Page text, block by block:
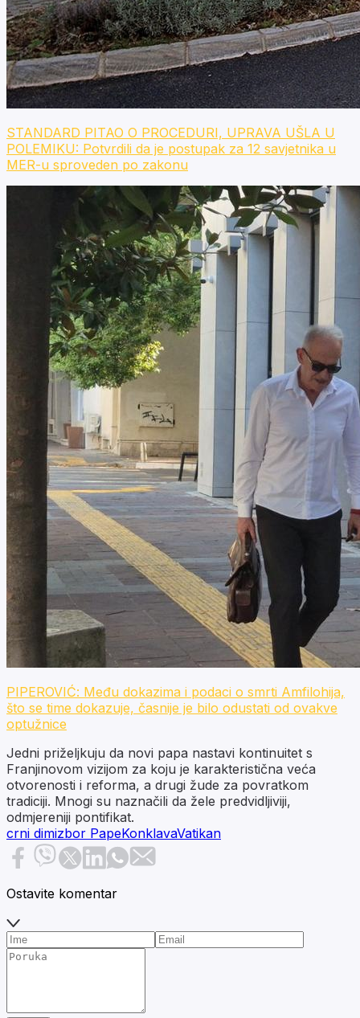
STANDARD PITAO O PROCEDURI, UPRAVA UŠLA U
POLEMIKU: Potvrdili da je postupak za 12 savjetnika u
MER-u sproveden po zakonu
PIPEROVIĆ: Među dokazima i podaci o smrti Amfilohija,
što se time dokazuje, časnije je bilo odustati od ovakve
optužnice
Jedni priželjkuju da novi papa nastavi kontinuitet s
Franjinovom vizijom za koju je karakteristična veća
otvorenosti i reforma, a drugi žude za povratkom
tradiciji. Mnogi su naznačili da žele predvidljiviji,
odmjereniji pontifikat.
crni dimizbor PapeKonklavaVatikan
Ostavite komentar